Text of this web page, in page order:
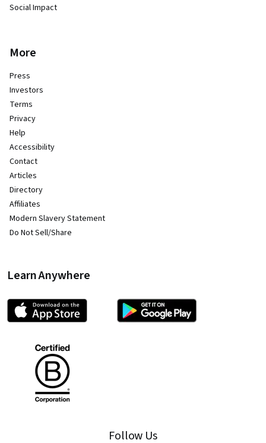
Social Impact
More
Press
Investors
Terms
Privacy
Help
Accessibility
Contact
Articles
Directory
Affiliates
Modern Slavery Statement
Do Not Sell/Share
Learn Anywhere
Follow Us